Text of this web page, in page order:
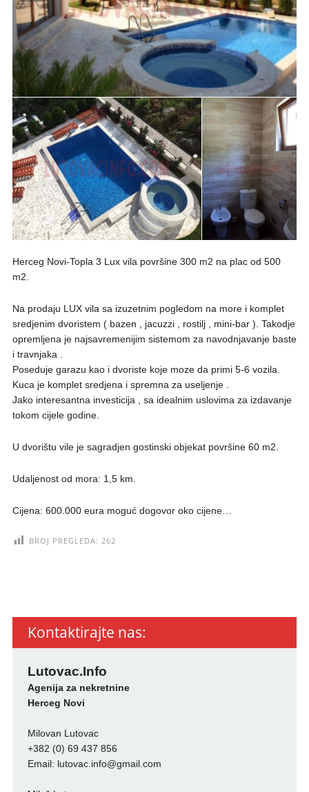
Herceg Novi-Topla 3 Lux vila površine 300 m2 na plac od 500
m2.
Na prodaju LUX vila sa izuzetnim pogledom na more i komplet
sredjenim dvoristem ( bazen , jacuzzi , rostilj , mini-bar ). Takodje
opremljena je najsavremenijim sistemom za navodnjavanje baste
i travnjaka .
Poseduje garazu kao i dvoriste koje moze da primi 5-6 vozila.
Kuca je komplet sredjena i spremna za useljenje .
Jako interesantna investicija , sa idealnim uslovima za izdavanje
tokom cijele godine.
U dvorištu vile je sagradjen gostinski objekat površine 60 m2.
Udaljenost od mora: 1,5 km.
Cijena: 600.000 eura moguć dogovor oko cijene…
BROJ PREGLEDA: 262
Kontaktirajte nas:
Lutovac.Info
Agenija za nekretnine
Herceg Novi
Milovan Lutovac
+382 (0) 69 437 856
Email: lutovac.info@gmail.com